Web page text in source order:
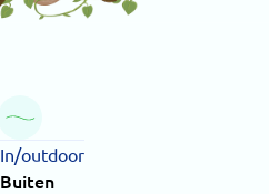
In/outdoor
Buiten